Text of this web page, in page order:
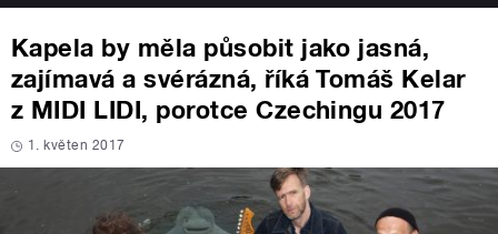
Kapela by měla působit jako jasná,
zajímavá a svérázná, říká Tomáš Kelar
z MIDI LIDI, porotce Czechingu 2017
1. květen 2017